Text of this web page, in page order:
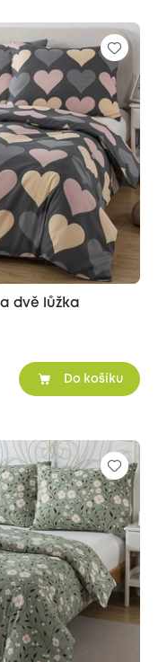
dvě lůžka
Do košíku